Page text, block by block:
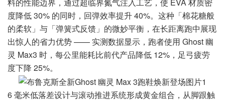
度降低 30% 的同时，回弹效率提升 40%。这种「棉花糖般
的柔软」与「弹簧式反馈」的微妙平衡，在长距离跑中展现
出惊人的省力优势 —— 实测数据显示，跑者使用 Ghost 幽
灵 Max3 时，每公里能耗比前代产品降低 12%，足弓疲劳
度下降 25%。
6 毫米低落差设计与滚动推进系统形成黄金组合，从脚跟触